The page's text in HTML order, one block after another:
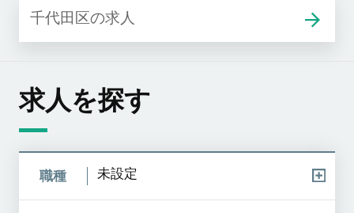
千代田区の求人
求人を探す
職種 未設定